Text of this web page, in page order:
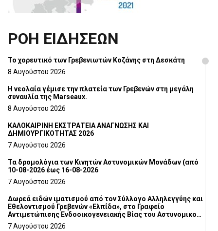
ΡΟΗ ΕΙΔΗΣΕΩΝ
Το χορευτικό των Γρεβενιωτών Κοζάνης στη Δεσκάτη
8 Αυγούστου 2026
Η νεολαία γέμισε την πλατεία των Γρεβενών στη μεγάλη
συναυλία της Marseaux.
8 Αυγούστου 2026
ΚΑΛΟΚΑΙΡΙΝΗ ΕΚΣΤΡΑΤΕΙΑ ΑΝΑΓΝΩΣΗΣ ΚΑΙ
ΔΗΜΙΟΥΡΓΙΚΟΤΗΤΑΣ 2026
7 Αυγούστου 2026
Τα δρομολόγια των Κινητών Αστυνομικών Μονάδων (από
10-08-2026 έως 16-08-2026
7 Αυγούστου 2026
Δωρεά ειδών ιματισμού από τον Σύλλογο Αλληλεγγύης και
Εθελοντισμού Γρεβενών «Ελπίδα», στο Γραφείο
Αντιμετώπισης Ενδοοικογενειακής Βίας του Αστυνομικού
Τμήματος Γρεβενών
7 Αυγούστου 2026